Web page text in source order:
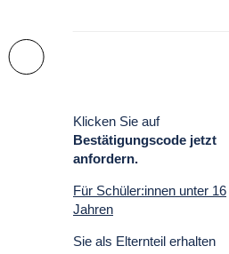
Klicken Sie auf
Bestätigungscode jetzt
anfordern.
Für Schüler:innen unter 16
Jahren
Sie als Elternteil erhalten